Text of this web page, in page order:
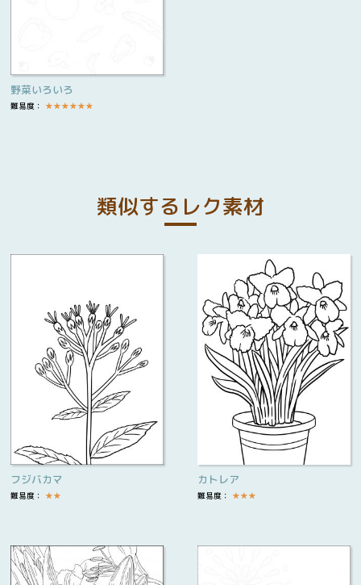
野菜いろいろ
難易度： ★★★★★★
類似するレク素材
フジバカマ
難易度： ★★
カトレア
難易度： ★★★